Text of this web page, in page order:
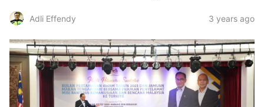
Adli Effendy 3 years ago